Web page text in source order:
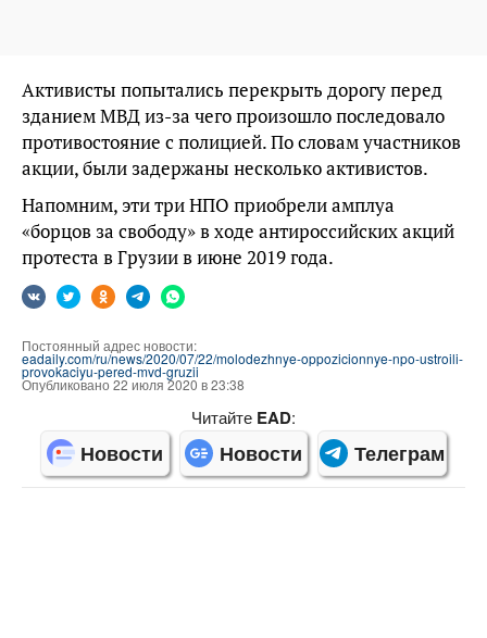
Активисты попытались перекрыть дорогу перед
зданием МВД из-за чего произошло последовало
противостояние с полицией. По словам участников
акции, были задержаны несколько активистов.
Напомним, эти три НПО приобрели амплуа
«борцов за свободу» в ходе антироссийских акций
протеста в Грузии в июне 2019 года.
Постоянный адрес новости:
eadaily.com/ru/news/2020/07/22/molodezhnye-oppozicionnye-npo-ustroili-
provokaciyu-pered-mvd-gruzii
Опубликовано 22 июля 2020 в 23:38
Читайте EAD:
Новости Новости Телеграм